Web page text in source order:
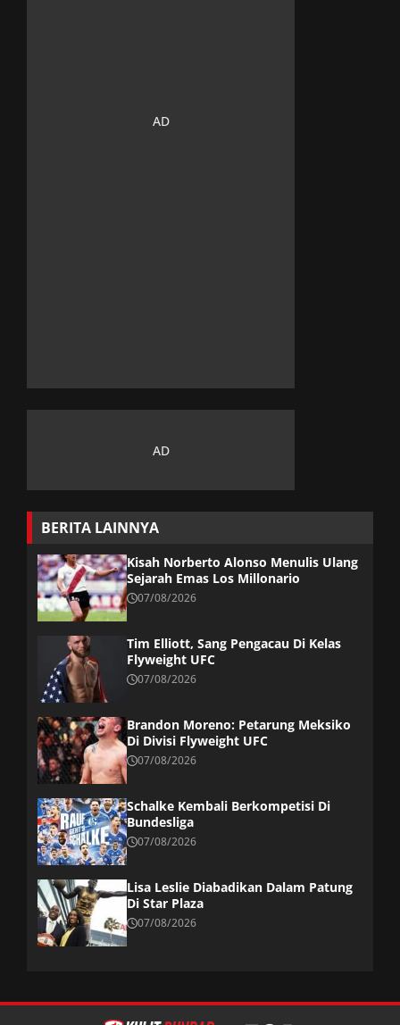
BERITA LAINNYA
Kisah Norberto Alonso Menulis Ulang
Sejarah Emas Los Millonario
07/08/2026
Tim Elliott, Sang Pengacau Di Kelas
Flyweight UFC
07/08/2026
Brandon Moreno: Petarung Meksiko
Di Divisi Flyweight UFC
07/08/2026
Schalke Kembali Berkompetisi Di
Bundesliga
07/08/2026
Lisa Leslie Diabadikan Dalam Patung
Di Star Plaza
07/08/2026